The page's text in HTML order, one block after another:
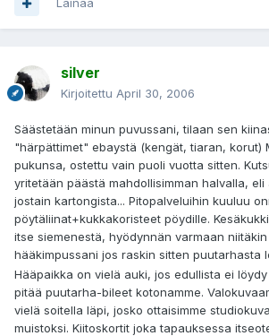
Lainaa
silver
Kirjoitettu April 30, 2006
Säästetään minun puvussani, tilaan sen
"härpättimet" ebaystä (kengät, tiaran, korut)
pukunsa, ostettu vain puoli vuotta sitten.
yritetään päästä mahdollisimman halvalla,
jostain kartongista... Pitopalveluihin kuuluu
pöytäliinat+kukkakoristeet pöydille.
itse siemenestä, hyödynnän varmaan
hääkimpussani jos raskin sitten puutarhasta
Hääpaikka on vielä auki, jos edullista ei
pitää puutarha-bileet kotonamme.
vielä soitella läpi, josko ottaisimme
muistoksi. Kiitoskortit joka tapauksessa